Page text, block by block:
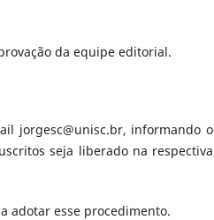
da equipe editorial.
jorgesc@unisc.br, informando o
seja liberado na respectiva
adotar esse procedimento.